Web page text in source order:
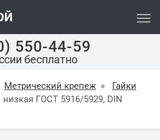
550-44-59
бесплатно
Метрический крепеж »
Гайки
низкая ГОСТ 5916/5929, DIN